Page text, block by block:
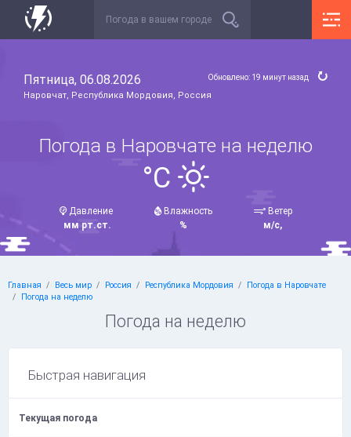
Пятница, 06.08.2026
Наровчат, Республика Мордовия, Россия
Обновлено: 19 минут назад
Погода в Наровчате на неделю
°C
Давление
мм рт.ст.
Влажность
%
Ветер
м/с,
Главная Весь мир Россия Республика Мордовия
Погода в Наровчате
Погода на неделю
Погода на неделю
Быстрая навигация
Текущая погода